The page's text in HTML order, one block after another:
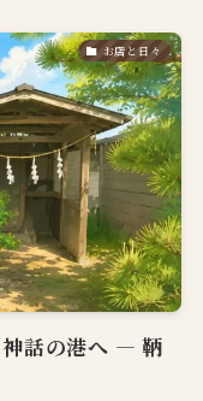
お店と日々
神話の港へ ― 鞆